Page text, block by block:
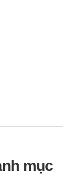
theo dõi.
mục